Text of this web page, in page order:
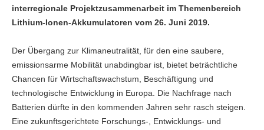
interregionale Projektzusammenarbeit im Themenbereich
Lithium-Ionen-Akkumulatoren vom 26. Juni 2019.
Der Übergang zur Klimaneutralität, für den eine saubere,
emissionsarme Mobilität unabdingbar ist, bietet beträchtliche
Chancen für Wirtschaftswachstum, Beschäftigung und
technologische Entwicklung in Europa. Die Nachfrage nach
Batterien dürfte in den kommenden Jahren sehr rasch steigen.
Eine zukunftsgerichtete Forschungs-, Entwicklungs- und